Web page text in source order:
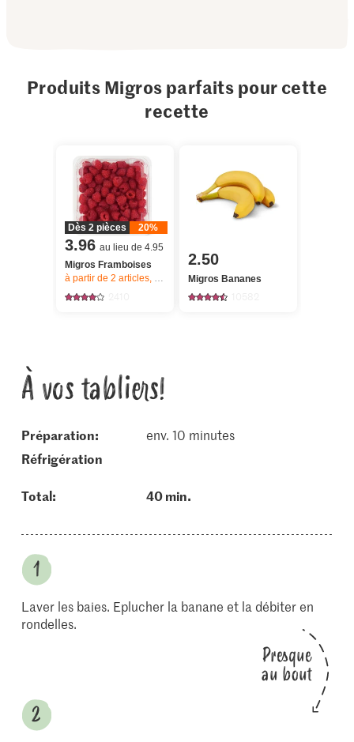
Produits Migros parfaits pour cette
recette
Dès 2 pièces 20%
3.96 au lieu de 4.95
Migros Framboises
à partir de 2 articles, Offre valable du 6.8 au 12.8.2026, jusqu’à
2.50
Migros Bananes
À vos tabliers!
Préparation:
env. 10 minutes
réfrigération
Total: 40 min.
Laver les baies. Eplucher la banane et la débiter en
rondelles.
Presque
au bout